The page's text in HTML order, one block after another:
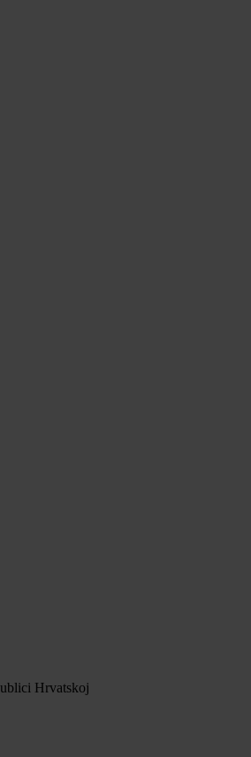
Hrvatskoj